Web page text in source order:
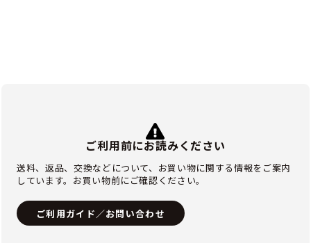
ご利用前にお読みください
送料、返品、交換などについて、お買い物に関する情報をご案内
しています。お買い物前にご確認ください。
ご利用ガイド／お問い合わせ